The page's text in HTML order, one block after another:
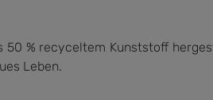
% recyceltem Kunststoff
Leben.